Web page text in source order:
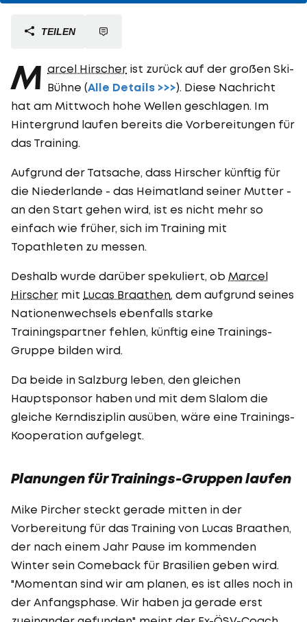
TEILEN
M arcel Hirscher ist zurück auf der großen Ski-
Bühne (Alle Details >>>). Diese Nachricht
hat am Mittwoch hohe Wellen geschlagen. Im
Hintergrund laufen bereits die Vorbereitungen für
das Training.
Aufgrund der Tatsache, dass Hirscher künftig für
die Niederlande - das Heimatland seiner Mutter -
an den Start gehen wird, ist es nicht mehr so
einfach wie früher, sich im Training mit
Topathleten zu messen.
Deshalb wurde darüber spekuliert, ob Marcel
Hirscher mit Lucas Braathen, dem aufgrund seines
Nationenwechsels ebenfalls starke
Trainingspartner fehlen, künftig eine Trainings-
Gruppe bilden wird.
Da beide in Salzburg leben, den gleichen
Hauptsponsor haben und mit dem Slalom die
gleiche Kerndisziplin ausüben, wäre eine Trainings-
Kooperation aufgelegt.
Planungen für Trainings-Gruppen laufen
Mike Pircher steckt gerade mitten in der
Vorbereitung für das Training von Lucas Braathen,
der nach einem Jahr Pause im kommenden
Winter sein Comeback für Brasilien geben wird.
"Momentan sind wir am planen, es ist alles noch in
der Anfangsphase. Wir haben ja gerade erst